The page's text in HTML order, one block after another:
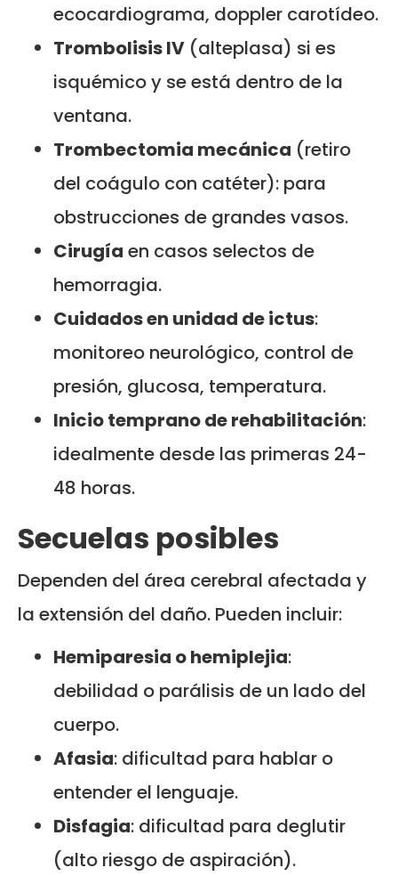
ecocardiograma, doppler carotídeo.
Trombolisis IV (alteplasa) si es
isquémico y se está dentro de la
ventana.
Trombectomia mecánica (retiro
del coágulo con catéter): para
obstrucciones de grandes vasos.
Cirugía en casos selectos de
hemorragia.
Cuidados en unidad de ictus:
monitoreo neurológico, control de
presión, glucosa, temperatura.
Inicio temprano de rehabilitación:
idealmente desde las primeras 24-
48 horas.
Secuelas posibles
Dependen del área cerebral afectada y
la extensión del daño. Pueden incluir:
Hemiparesia o hemiplejia:
debilidad o parálisis de un lado del
cuerpo.
Afasia: dificultad para hablar o
entender el lenguaje.
Disfagia: dificultad para deglutir
(alto riesgo de aspiración).